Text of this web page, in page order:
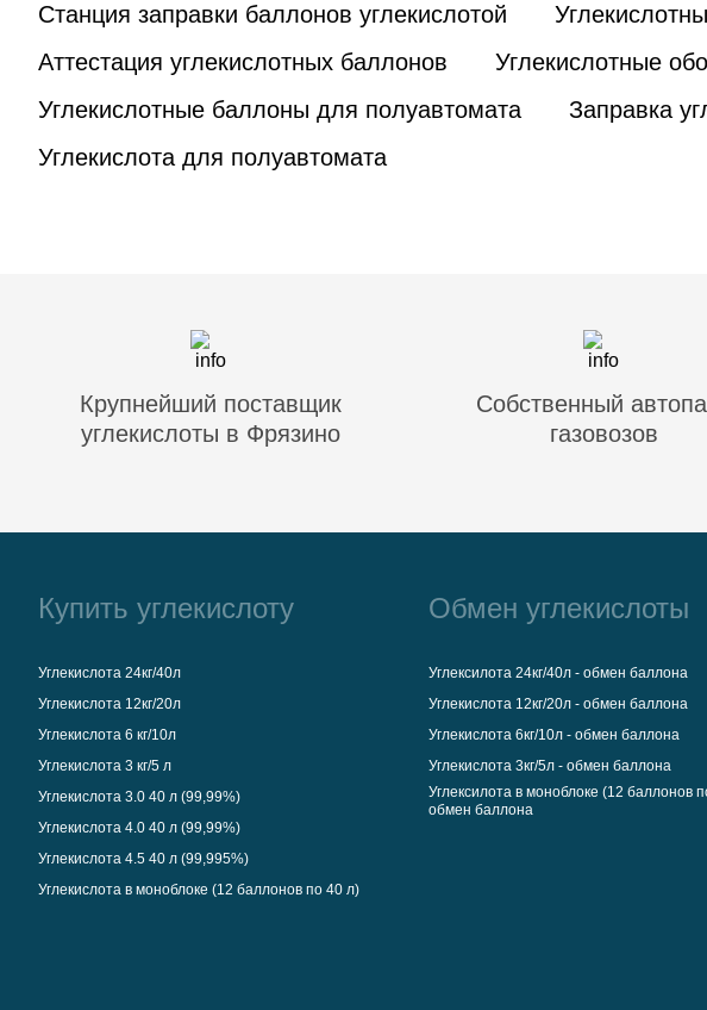
Станция заправки баллонов углекислотой
Аттестация углекислотных баллонов
Углекислотные
Углекислотные баллоны для полуавтомата
Заправка
Углекислота для полуавтомата
Крупнейший поставщик
углекислоты в Фрязино
Собственный
газовозов
Купить углекислоту
Углекислота 24кг/40л
Углекислота 12кг/20л
Углекислота 6 кг/10л
Углекислота 3 кг/5 л
Углекислота 3.0 40 л (99,99%)
Углекислота 4.0 40 л (99,99%)
Углекислота 4.5 40 л (99,995%)
Углекислота в моноблоке (12 баллонов по 40 л)
Обмен углекислоты
Углексилота 24кг/40л - обмен баллона
Углекислота 12кг/20л - обмен баллона
Углекислота 6кг/10л - обмен баллона
Углекислота 3кг/5л - обмен баллона
Углексилота в моноблоке (12 баллонов
обмен баллона